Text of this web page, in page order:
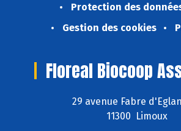
Protection des
Gestion des cookies
Floreal Biocoop
29 avenue Fabre
11300 Limoux